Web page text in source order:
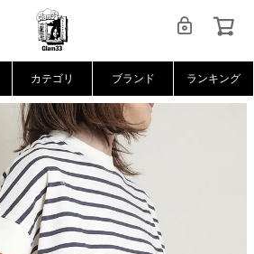
カテゴリ ブランド ランキング